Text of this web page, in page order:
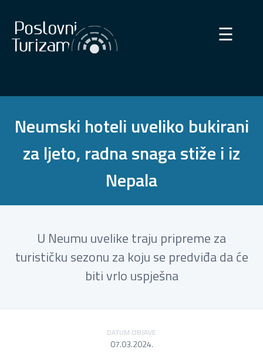
×
☰
Neumski hoteli uveliko bukirani
za ljeto, radna snaga stiže i iz
Nepala
U Neumu uvelike traju pripreme za
turističku sezonu za koju se predviđa da će
biti vrlo uspješna
DATUM OBJAVE
07.03.2024.